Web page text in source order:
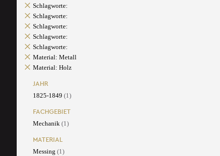
Schlagworte:
Schlagworte:
Schlagworte:
Schlagworte:
Schlagworte:
Material: Metall
Material: Holz
JAHR
1825-1849 (1)
FACHGEBIET
Mechanik (1)
MATERIAL
Messing (1)